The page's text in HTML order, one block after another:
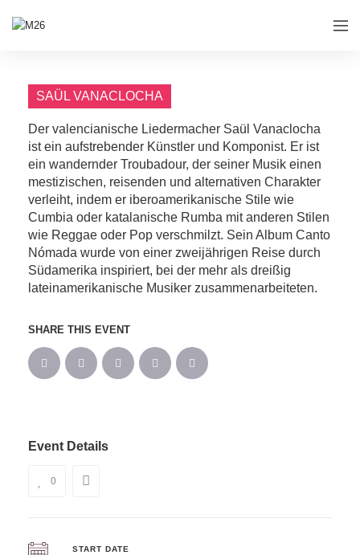
SAÜL VANACLOCHA
Der valencianische Liedermacher Saül Vanaclocha
ist ein aufstrebender Künstler und Komponist. Er ist
ein wandernder Troubadour, der seiner Musik einen
mestizischen, reisenden und alternativen Charakter
verleiht, indem er iberoamerikanische Stile wie
Cumbia oder katalanische Rumba mit anderen Stilen
wie Reggae oder Pop verschmilzt. Sein Album Canto
Nómada wurde von einer zweijährigen Reise durch
Südamerika inspiriert, bei der mehr als dreißig
lateinamerikanische Musiker zusammenarbeiteten.
SHARE THIS EVENT
Event Details
0
START DATE